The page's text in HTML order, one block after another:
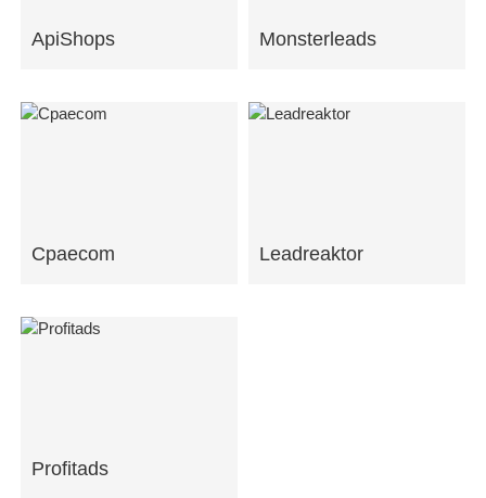
ApiShops Monsterleads
Cpaecom Leadreaktor
Profitads